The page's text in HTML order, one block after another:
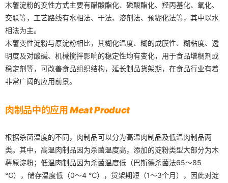
木薯淀粉的变性方式主要有醋酸酯化、磷酸酯化、羟丙基化、氧化、
交联等，工艺路线有水相法、干法、溶剂法、预糊化法等，其中以水
相法为主。
木薯变性淀粉与原淀粉相比，其糊化温度、糊的成膜性、糊粘度、透
明度及对酸碱、机械搅拌影响的稳定性均有变化，用于食品增稠剂或
稳定剂等，可改善食品组织结构，延长制品货架期，在食品行业有着
非常广阔的应用前景。
肉制品中的应用Meat Product
根据杀菌温度的不同，肉制品可以分为高温肉制品及低温肉制品两
类。其中，高温肉制品因为杀菌温度高，添加的淀粉类型大部分为木
薯原淀粉；低温肉制品因为杀菌温度低（巴斯德杀菌法65～85
℃），储存温度低（0～4 ℃），货架期短（1～3个月），因此对淀